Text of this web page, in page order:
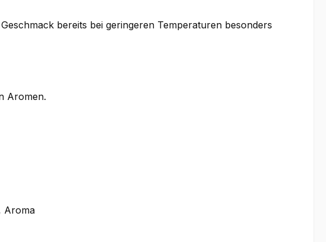
bereits bei geringeren Temperaturen besonders
Aromen.
Aroma